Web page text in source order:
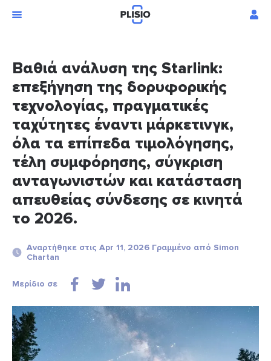
Βαθιά ανάλυση της Starlink:
επεξήγηση της δορυφορικής
τεχνολογίας, πραγματικές
ταχύτητες έναντι μάρκετινγκ,
όλα τα επίπεδα τιμολόγησης,
τέλη συμφόρησης, σύγκριση
ανταγωνιστών και κατάσταση
απευθείας σύνδεσης σε κινητά
το 2026.
Αναρτήθηκε στις Apr 11, 2026 Γραμμένο από Simon
Chartan
Μερίδιο σε